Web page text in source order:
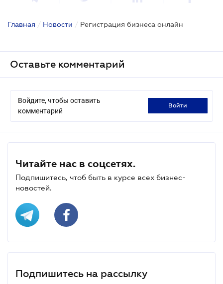
Главная / Новости / Регистрация бизнеса онлайн
Оставьте комментарий
Войдите, чтобы оставить
комментарий
войти
Читайте нас в соцсетях.
Подпишитесь, чтоб быть в курсе всех бизнес-
новостей.
Подпишитесь на рассылку